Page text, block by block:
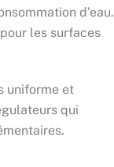
d’eau.
les surfaces
uniforme et
qui